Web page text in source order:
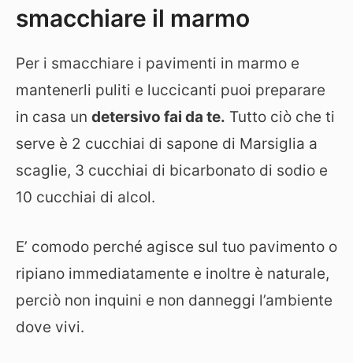
smacchiare il marmo
Per i smacchiare i pavimenti in marmo e
mantenerli puliti e luccicanti puoi preparare
in casa un detersivo fai da te. Tutto ciò che ti
serve è 2 cucchiai di sapone di Marsiglia a
scaglie, 3 cucchiai di bicarbonato di sodio e
10 cucchiai di alcol.
E’ comodo perché agisce sul tuo pavimento o
ripiano immediatamente e inoltre è naturale,
perciò non inquini e non danneggi l’ambiente
dove vivi.